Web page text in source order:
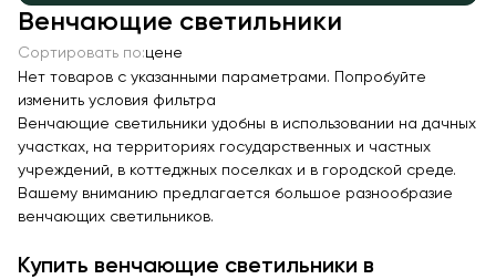
Качалки на пружине
Игровые домики
Канатные дороги
Песочницы
Игровые элементы
Теневые навесы для детских садов
Показать все товары
Венчающие светильники
Сортировать по:цене
Нет товаров с указанными параметрами. Попробуйте
изменить условия фильтра
Венчающие светильники удобны в использовании на дачных
участках, на территориях государственных и частных
учреждений, в коттеджных поселках и в городской среде.
Вашему вниманию предлагается большое разнообразие
венчающих светильников.
Купить венчающие светильники в